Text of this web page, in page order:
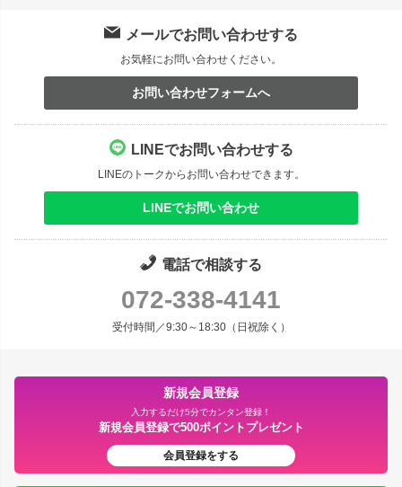
メールでお問い合わせする
お気軽にお問い合わせください。
お問い合わせフォームへ
LINEでお問い合わせする
LINEのトークからお問い合わせできます。
LINEでお問い合わせ
電話で相談する
072-338-4141
受付時間／9:30～18:30（日祝除く）
新規会員登録
入力するだけ5分でカンタン登録！
新規会員登録で500ポイントプレゼント
会員登録をする